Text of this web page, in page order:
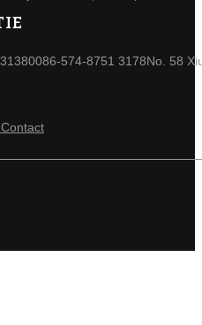
0086-574-8751 3178No. 58
Contact